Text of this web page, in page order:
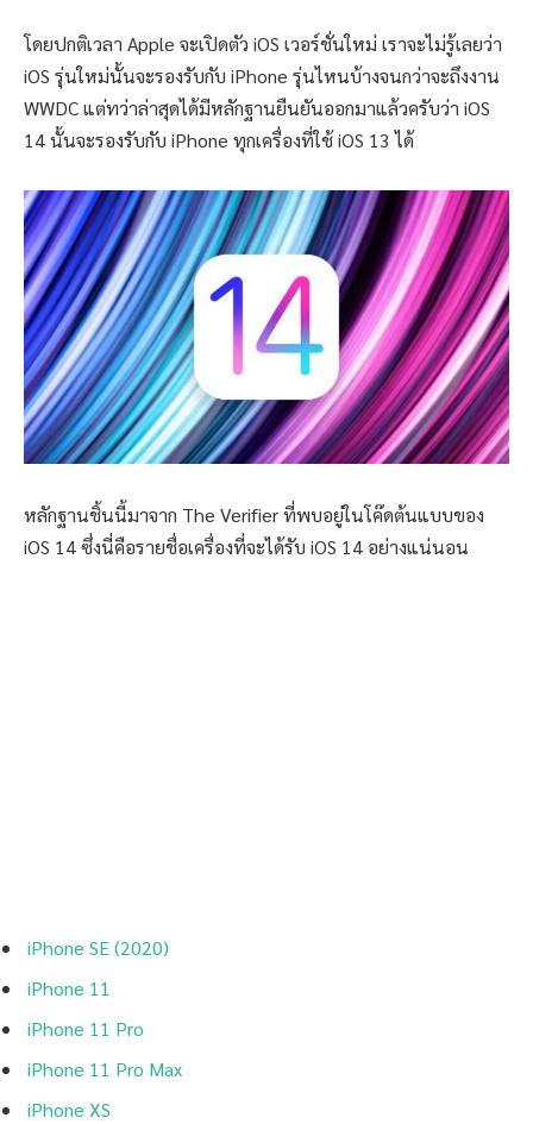
โดยปกติเวลา Apple จะเปิดตัว iOS เวอร์ชั่นใหม่ เราจะไม่รู้เลยว่า
iOS รุ่นใหม่นั้นจะรองรับกับ iPhone รุ่นไหนบ้างจนกว่าจะถึงงาน
WWDC แต่ทว่าล่าสุดได้มีหลักฐานยืนยันออกมาแล้วครับว่า iOS
14 นั้นจะรองรับกับ iPhone ทุกเครื่องที่ใช้ iOS 13 ได้
หลักฐานชิ้นนี้มาจาก The Verifier ที่พบอยู่ในโค๊ดต้นแบบของ
iOS 14 ซึ่งนี่คือรายชื่อเครื่องที่จะได้รับ iOS 14 อย่างแน่นอน
iPhone SE (2020)
iPhone 11
iPhone 11 Pro
iPhone 11 Pro Max
iPhone XS